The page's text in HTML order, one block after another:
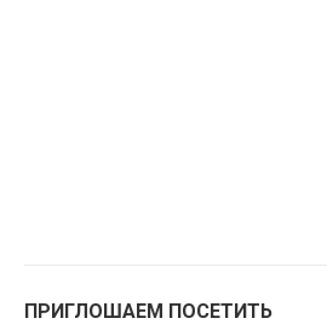
ПРИГЛОШАЕМ ПОСЕТИТЬ